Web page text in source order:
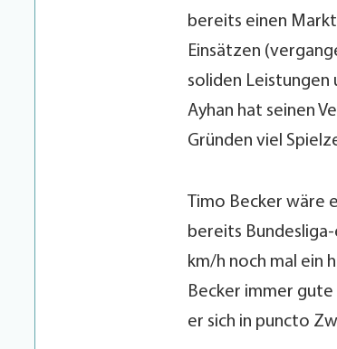
bereits einen
Einsätzen
soliden
Ayhan hat seinen
Gründen viel
Timo Becker wäre
bereits
km/h noch mal ein
Becker immer
er sich in puncto